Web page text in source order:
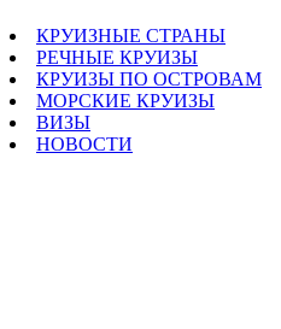
КРУИЗНЫЕ СТРАНЫ
РЕЧНЫЕ КРУИЗЫ
КРУИЗЫ ПО ОСТРОВАМ
МОРСКИЕ КРУИЗЫ
ВИЗЫ
НОВОСТИ